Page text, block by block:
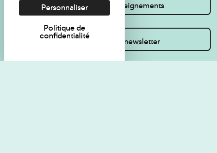
Je souhaite des renseignements
Inscrivez-vous à la newsletter
Personnaliser
Politique de
confidentialité